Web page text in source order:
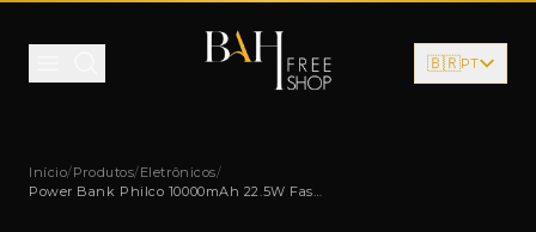
🇧🇷PT
Início/Produtos/Eletrônicos/
Power Bank Philco 10000mAh 22.5W Fast